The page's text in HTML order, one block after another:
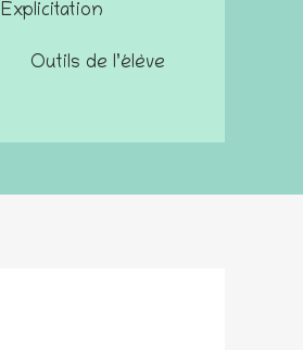
Explicitation
Outils de l’élève